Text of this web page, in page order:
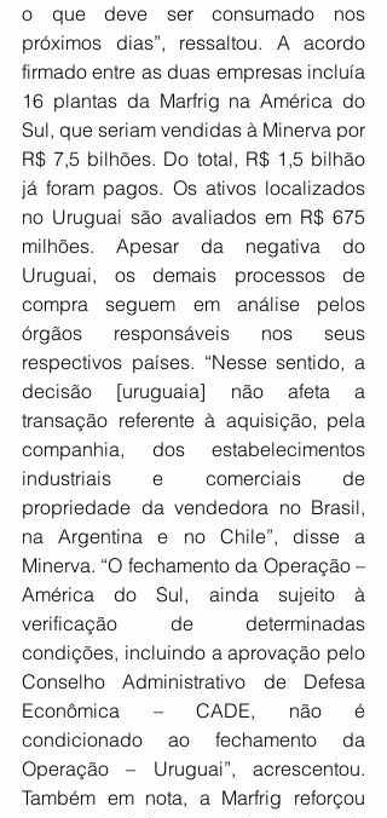
o que deve ser consumado nos
próximos dias”, ressaltou. A acordo
firmado entre as duas empresas incluía
16 plantas da Marfrig na América do
Sul, que seriam vendidas à Minerva por
R$ 7,5 bilhões. Do total, R$ 1,5 bilhão
já foram pagos. Os ativos localizados
no Uruguai são avaliados em R$ 675
milhões. Apesar da negativa do
Uruguai, os demais processos de
compra seguem em análise pelos
órgãos responsáveis nos seus
respectivos países. “Nesse sentido, a
decisão [uruguaia] não afeta a
transação referente à aquisição, pela
companhia, dos estabelecimentos
industriais e comerciais de
propriedade da vendedora no Brasil,
na Argentina e no Chile”, disse a
Minerva. “O fechamento da Operação –
América do Sul, ainda sujeito à
verificação de determinadas
condições, incluindo a aprovação pelo
Conselho Administrativo de Defesa
Econômica – CADE, não é
condicionado ao fechamento da
Operação – Uruguai”, acrescentou.
Também em nota, a Marfrig reforçou